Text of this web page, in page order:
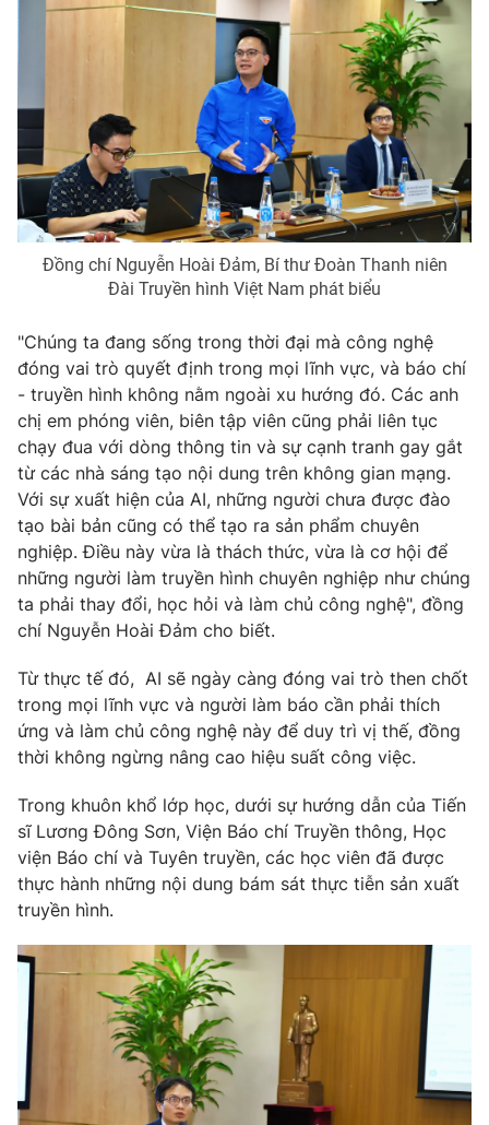
VTV4 Vươn mình bằng AI
VTV8
Liên hệ tòa soạn English
Theo dõi báo trên
Cơ quan chủ quản:Đài Truyền hình Việt Nam
Cơ quan báo chí:Thời báo VTV
Giấy phép hoạt động báo in và báo điện tử số 483/GP-BTTTT
cấp ngày 29/12/2023
Tổng Biên tập:Vũ Thanh Thủy
Phó Tổng Biên tập:
Nguyễn Thị Mỹ Hạnh, Phạm Quốc Thắng,
Nguyễn Trọng Ninh
Tổng đài VTV: 024.38 355 931 - 024.38 355 932
Ðiện thoại Thời báo VTV:
Email:toasoan@vtv.vn
Liên hệ quảng cáo:024-7300.7108
® Cấm sao chép dưới mọi hình thức nếu không có sự chấp
thuận bằng văn bản. Ghi rõ nguồn VTV.vn khi phát hành lại
thông tin từ website này.
Đồng chí Nguyễn Hoài Đảm, Bí thư Đoàn Thanh niên
Đài Truyền hình Việt Nam phát biểu
"Chúng ta đang sống trong thời đại mà công nghệ
đóng vai trò quyết định trong mọi lĩnh vực, và báo chí
- truyền hình không nằm ngoài xu hướng đó. Các anh
chị em phóng viên, biên tập viên cũng phải liên tục
chạy đua với dòng thông tin và sự cạnh tranh gay gắt
từ các nhà sáng tạo nội dung trên không gian mạng.
Với sự xuất hiện của AI, những người chưa được đào
tạo bài bản cũng có thể tạo ra sản phẩm chuyên
nghiệp. Điều này vừa là thách thức, vừa là cơ hội để
những người làm truyền hình chuyên nghiệp như chúng
ta phải thay đổi, học hỏi và làm chủ công nghệ", đồng
chí Nguyễn Hoài Đảm cho biết.
Từ thực tế đó, AI sẽ ngày càng đóng vai trò then chốt
trong mọi lĩnh vực và người làm báo cần phải thích
ứng và làm chủ công nghệ này để duy trì vị thế, đồng
thời không ngừng nâng cao hiệu suất công việc.
Trong khuôn khổ lớp học, dưới sự hướng dẫn của Tiến
sĩ Lương Đông Sơn, Viện Báo chí Truyền thông, Học
viện Báo chí và Tuyên truyền, các học viên đã được
thực hành những nội dung bám sát thực tiễn sản xuất
truyền hình.